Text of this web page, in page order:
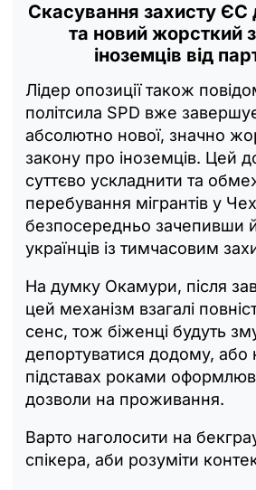
Скасування захисту ЄС
та новий жорсткий
іноземців від
Лідер опозиції також
політсила SPD вже
абсолютно нової, значно
закону про іноземців. Цей
суттєво ускладнити та
перебування мігрантів у
безпосередньо зачепивши
українців із тимчасовим
На думку Окамури, після
цей механізм взагалі
сенс, тож біженці будуть
депортуватися додому, або
підставах роками
дозволи на проживання.
Варто наголосити на
спікера, аби розуміти